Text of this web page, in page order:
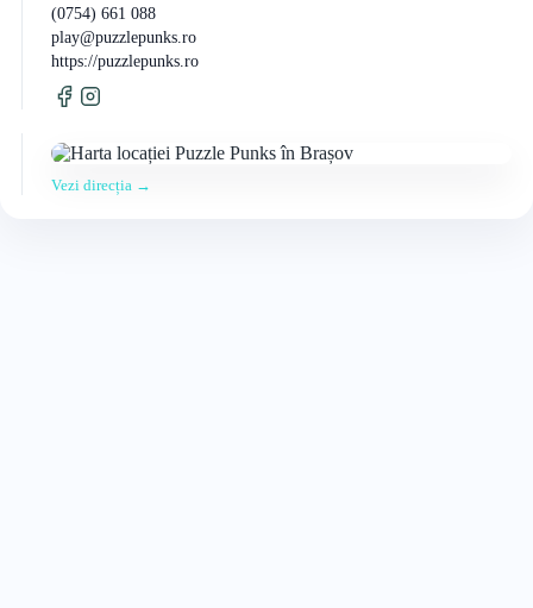
(0754) 661 088
play@puzzlepunks.ro
https://puzzlepunks.ro
Vezi direcția →